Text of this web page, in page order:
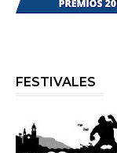
FESTIVALES